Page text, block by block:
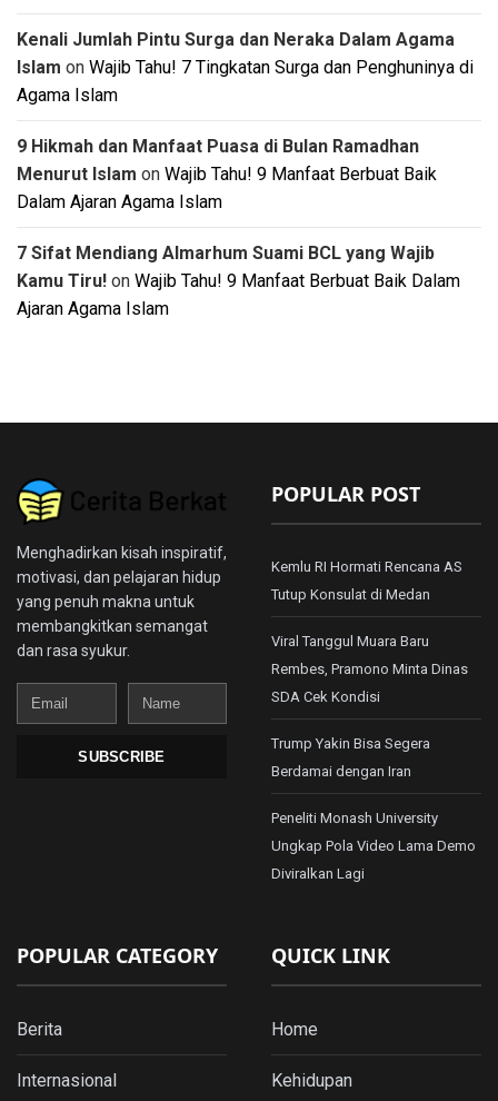
Kenali Jumlah Pintu Surga dan Neraka Dalam Agama
Islam on Wajib Tahu! 7 Tingkatan Surga dan Penghuninya di
Agama Islam
9 Hikmah dan Manfaat Puasa di Bulan Ramadhan
Menurut Islam on Wajib Tahu! 9 Manfaat Berbuat Baik
Dalam Ajaran Agama Islam
7 Sifat Mendiang Almarhum Suami BCL yang Wajib
Kamu Tiru! on Wajib Tahu! 9 Manfaat Berbuat Baik Dalam
Ajaran Agama Islam
Menghadirkan kisah inspiratif,
motivasi, dan pelajaran hidup
yang penuh makna untuk
membangkitkan semangat
dan rasa syukur.
Email
Name
SUBSCRIBE
POPULAR POST
Kemlu RI Hormati Rencana AS
Tutup Konsulat di Medan
Viral Tanggul Muara Baru
Rembes, Pramono Minta Dinas
SDA Cek Kondisi
Trump Yakin Bisa Segera
Berdamai dengan Iran
Peneliti Monash University
Ungkap Pola Video Lama Demo
Diviralkan Lagi
POPULAR CATEGORY
Berita
Internasional
QUICK LINK
Home
Kehidupan